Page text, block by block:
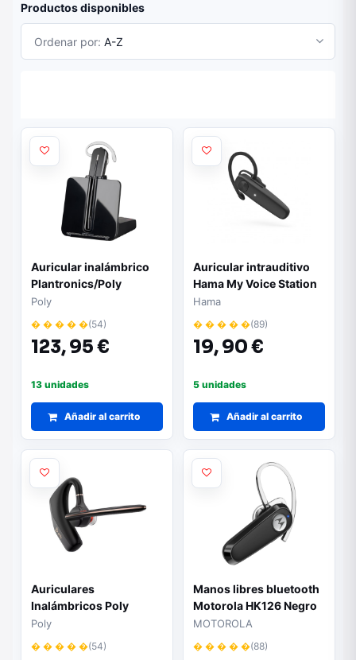
Productos disponibles
Ordenar por: A-Z
Auricular inalámbrico
Plantronics/Poly
CS540A - Monoaural
DECT | Convertible:
sobre la oreja o la
cabeza | Autonomía
Poly
� � � � �(54)
123,95 €
13 unidades
Añadir al carrito
Auricular intrauditivo
Hama My Voice Station
Essential - Mono |
Bluetooth | Control por
voz | Negro
Hama
� � � � �(89)
19,90 €
5 unidades
Añadir al carrito
Auriculares
Inalámbricos Poly
Voyager Legend 50 UC
- Estuche de carga |
Bluetooth | Negro
Poly
� � � � �(54)
Manos libres bluetooth
Motorola HK126 Negro
MOTOROLA
� � � � �(88)